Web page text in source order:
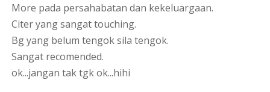
More pada persahabatan dan kekeluargaan.
Citer yang sangat touching.
Bg yang belum tengok sila tengok.
Sangat recomended.
ok...jangan tak tgk ok...hihi